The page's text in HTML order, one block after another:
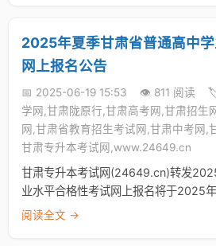
2025年夏季甘肃省普通高中
网上报名公告
📅 2025-06-19 15:53 👁️ 811 阅读
学网,甘肃陇原行,甘肃高考网,甘肃招生
网,甘肃省教育招生考试网,甘肃中考网,
甘肃专升本考试网,www.24649.cn
甘肃专升本考试网(24649.cn)转发
业水平合格性考试网上报名将于2025
阅读全文 →